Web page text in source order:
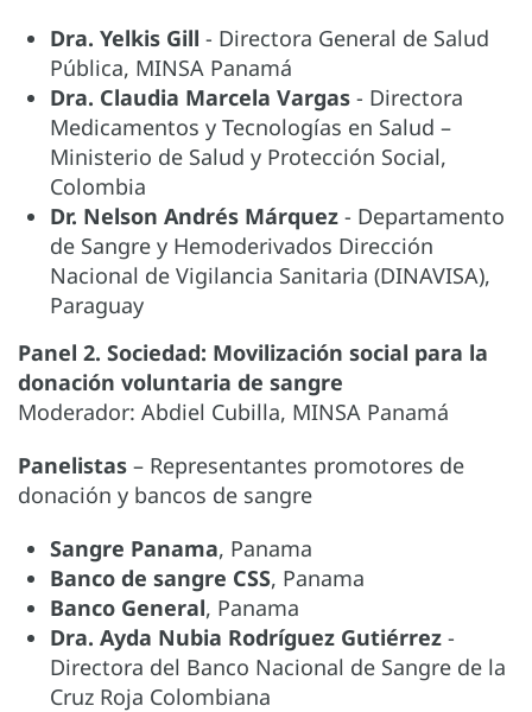
Dra. Yelkis Gill - Directora General de Salud
Pública, MINSA Panamá
Dra. Claudia Marcela Vargas - Directora
Medicamentos y Tecnologías en Salud –
Ministerio de Salud y Protección Social,
Colombia
Dr. Nelson Andrés Márquez - Departamento
de Sangre y Hemoderivados Dirección
Nacional de Vigilancia Sanitaria (DINAVISA),
Paraguay
Panel 2. Sociedad: Movilización social para la
donación voluntaria de sangre
Moderador: Abdiel Cubilla, MINSA Panamá
Panelistas – Representantes promotores de
donación y bancos de sangre
Sangre Panama, Panama
Banco de sangre CSS, Panama
Banco General, Panama
Dra. Ayda Nubia Rodríguez Gutiérrez -
Directora del Banco Nacional de Sangre de la
Cruz Roja Colombiana